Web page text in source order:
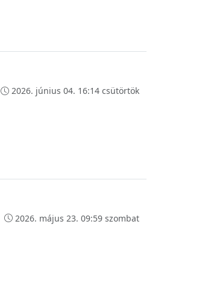
2026. június 04. 16:14 csütörtök
2026. május 23. 09:59 szombat